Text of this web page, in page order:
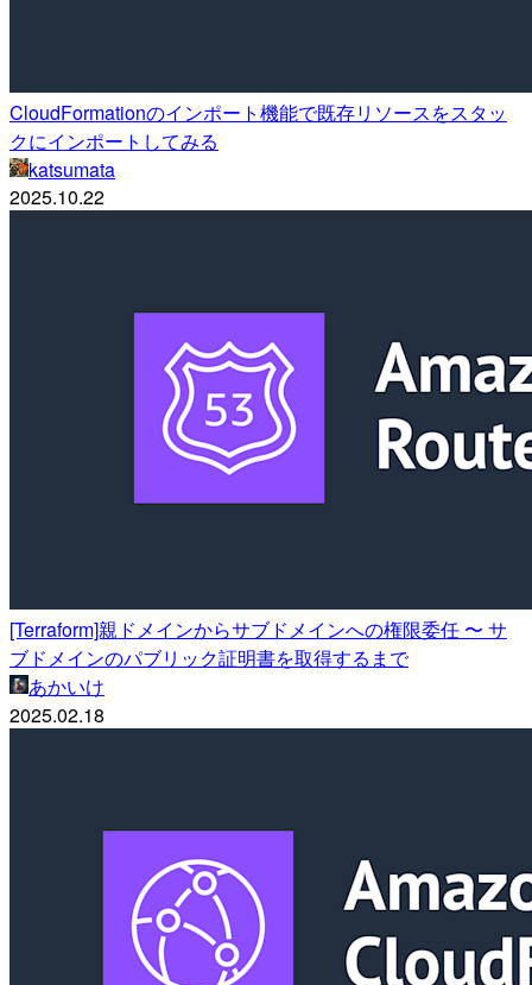
CloudFormationのインポート機能で既存リソースをスタッ
クにインポートしてみる
katsumata
2025.10.22
[Terraform]親ドメインからサブドメインへの権限委任 〜 サ
ブドメインのパブリック証明書を取得するまで
あかいけ
2025.02.18